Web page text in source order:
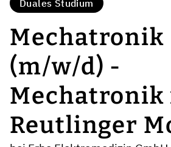
Duales Studium
Mechatronik
(m/w/d) -
Mechatronik
Reutlinger